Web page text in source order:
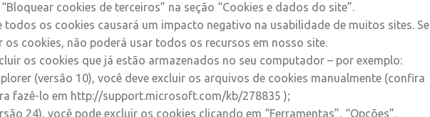
cookies de terceiros” na seção “Cookies e dados do site”.
todos os cookies causará um impacto negativo na usabilidade de muitos sites. Se
os cookies, não poderá usar todos os recursos em nosso site.
os cookies que já estão armazenados no seu computador – por exemplo:
(versão 10), você deve excluir os arquivos de cookies manualmente (confira
fazê-lo em http://support.microsoft.com/kb/278835 );
24), você pode excluir os cookies clicando em “Ferramentas”, “Opções”,